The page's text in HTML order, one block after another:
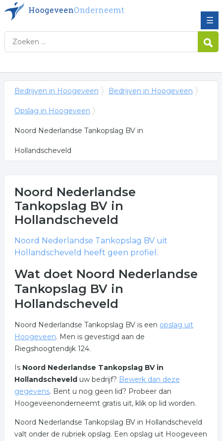
☰
Bedrijven in Hoogeveen Bedrijven in Hoogeveen
Opslag in Hoogeveen
Noord Nederlandse Tankopslag BV in
Hollandscheveld
Noord Nederlandse
Tankopslag BVin
Hollandscheveld
Noord Nederlandse Tankopslag BVuit
Hollandscheveld heeft geen profiel.
Wat doet Noord Nederlandse
Tankopslag BV in
Hollandscheveld
Noord Nederlandse Tankopslag BV is een opslag uit
Hoogeveen. Men is gevestigd aan de
Riegshoogtendijk 124.
Is Noord Nederlandse Tankopslag BV in
Hollandschevelduw bedrijf? Bewerk dan deze
gegevens. Bent u nog geen lid? Probeer dan
Hoogeveenonderneemt gratis uit, klik op lid worden.
Noord Nederlandse Tankopslag BV in Hollandscheveld
valt onder de rubriek opslag. Een opslag uit Hoogeveen